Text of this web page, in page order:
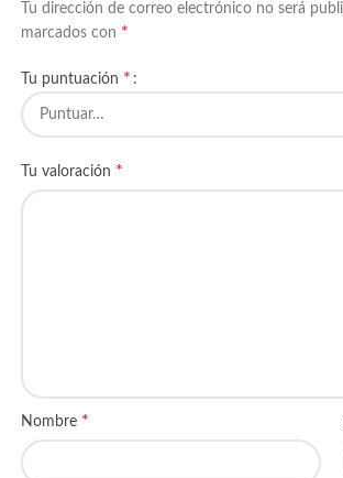
Tu dirección de correo electrónico no será
marcados con *
Tu puntuación *
Tu valoración *
Nombre *